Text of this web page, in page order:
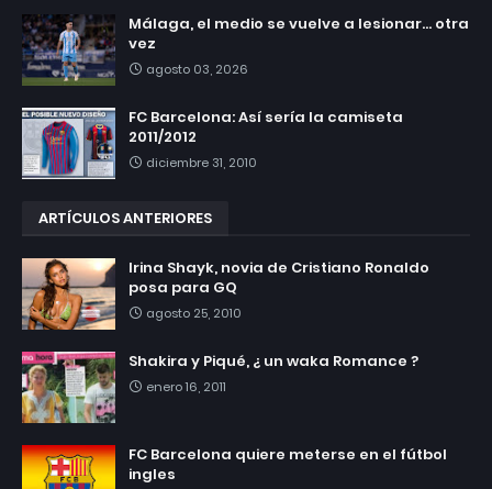
Málaga, el medio se vuelve a lesionar... otra
vez
agosto 03, 2026
FC Barcelona: Así sería la camiseta
2011/2012
diciembre 31, 2010
ARTÍCULOS ANTERIORES
Irina Shayk, novia de Cristiano Ronaldo
posa para GQ
agosto 25, 2010
Shakira y Piqué, ¿ un waka Romance ?
enero 16, 2011
FC Barcelona quiere meterse en el fútbol
ingles